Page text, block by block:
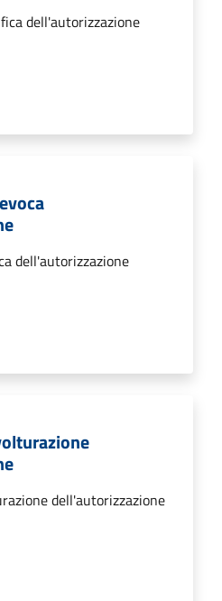
dell'autorizzazione
dell'autorizzazione
dell'autorizzazione